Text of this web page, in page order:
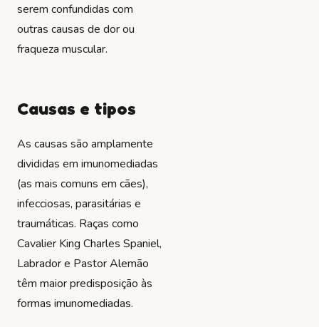
serem confundidas com
outras causas de dor ou
fraqueza muscular.
Causas e tipos
As causas são amplamente
divididas em imunomediadas
(as mais comuns em cães),
infecciosas, parasitárias e
traumáticas. Raças como
Cavalier King Charles Spaniel,
Labrador e Pastor Alemão
têm maior predisposição às
formas imunomediadas.